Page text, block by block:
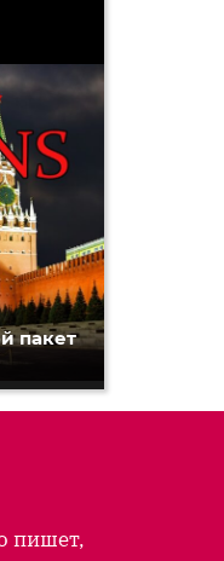
пакет
пишет,